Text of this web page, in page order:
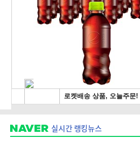
실시간 랭킹뉴스